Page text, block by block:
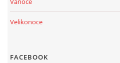
Velikonoce
FACEBOOK